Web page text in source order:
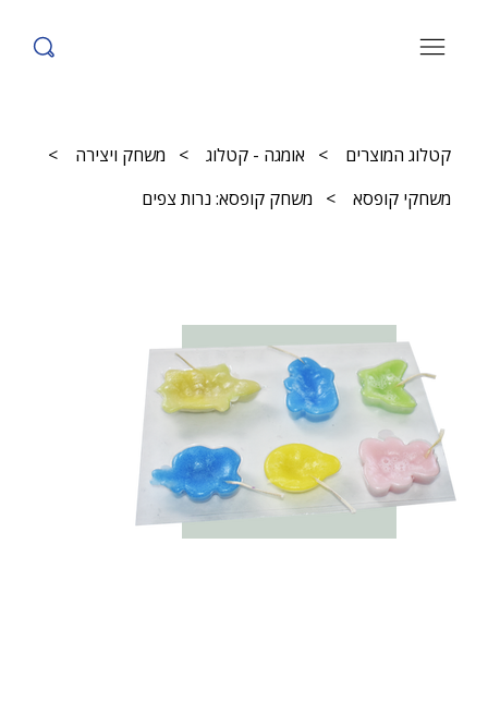
קטלוג המוצרים > אומגה - קטלוג > משחק ויצירה
>
משחקי קופסא
> משחק קופסא: נרות צפים